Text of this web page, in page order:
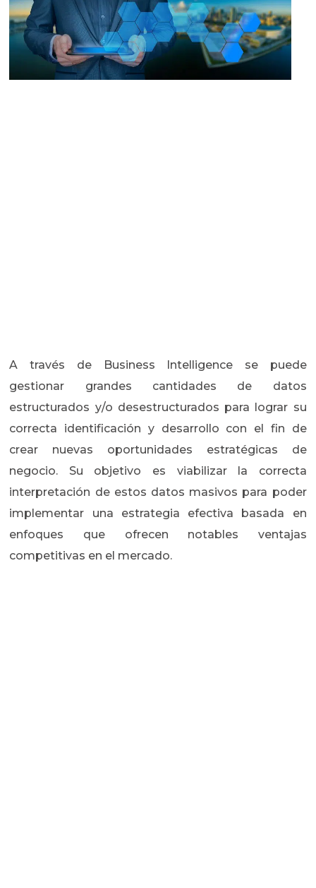
A través de Business Intelligence se puede
gestionar grandes cantidades de datos
estructurados y/o desestructurados para lograr su
correcta identificación y desarrollo con el fin de
crear nuevas oportunidades estratégicas de
negocio. Su objetivo es viabilizar la correcta
interpretación de estos datos masivos para poder
implementar una estrategia efectiva basada en
enfoques que ofrecen notables ventajas
competitivas en el mercado.